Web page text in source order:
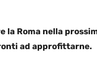
la Roma nella
ad approfittarne.